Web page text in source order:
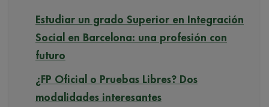
Estudiar un grado Superior en Integración
Social en Barcelona: una profesión con
futuro
¿FP Oficial o Pruebas Libres? Dos
modalidades interesantes